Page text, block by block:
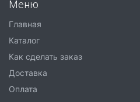
Меню
Главная
Каталог
Как сделать заказ
Доставка
Оплата